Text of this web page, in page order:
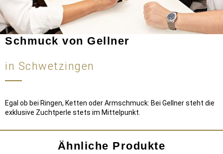
Schmuck von Gellner
in Schwetzingen
Egal ob bei Ringen, Ketten oder Armschmuck: Bei Gellner steht die
exklusive Zuchtperle stets im Mittelpunkt.
Ähnliche Produkte